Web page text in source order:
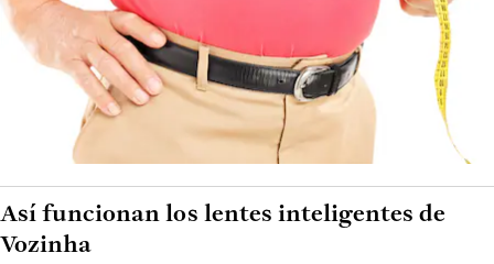
Así funcionan los lentes inteligentes de
Vozinha